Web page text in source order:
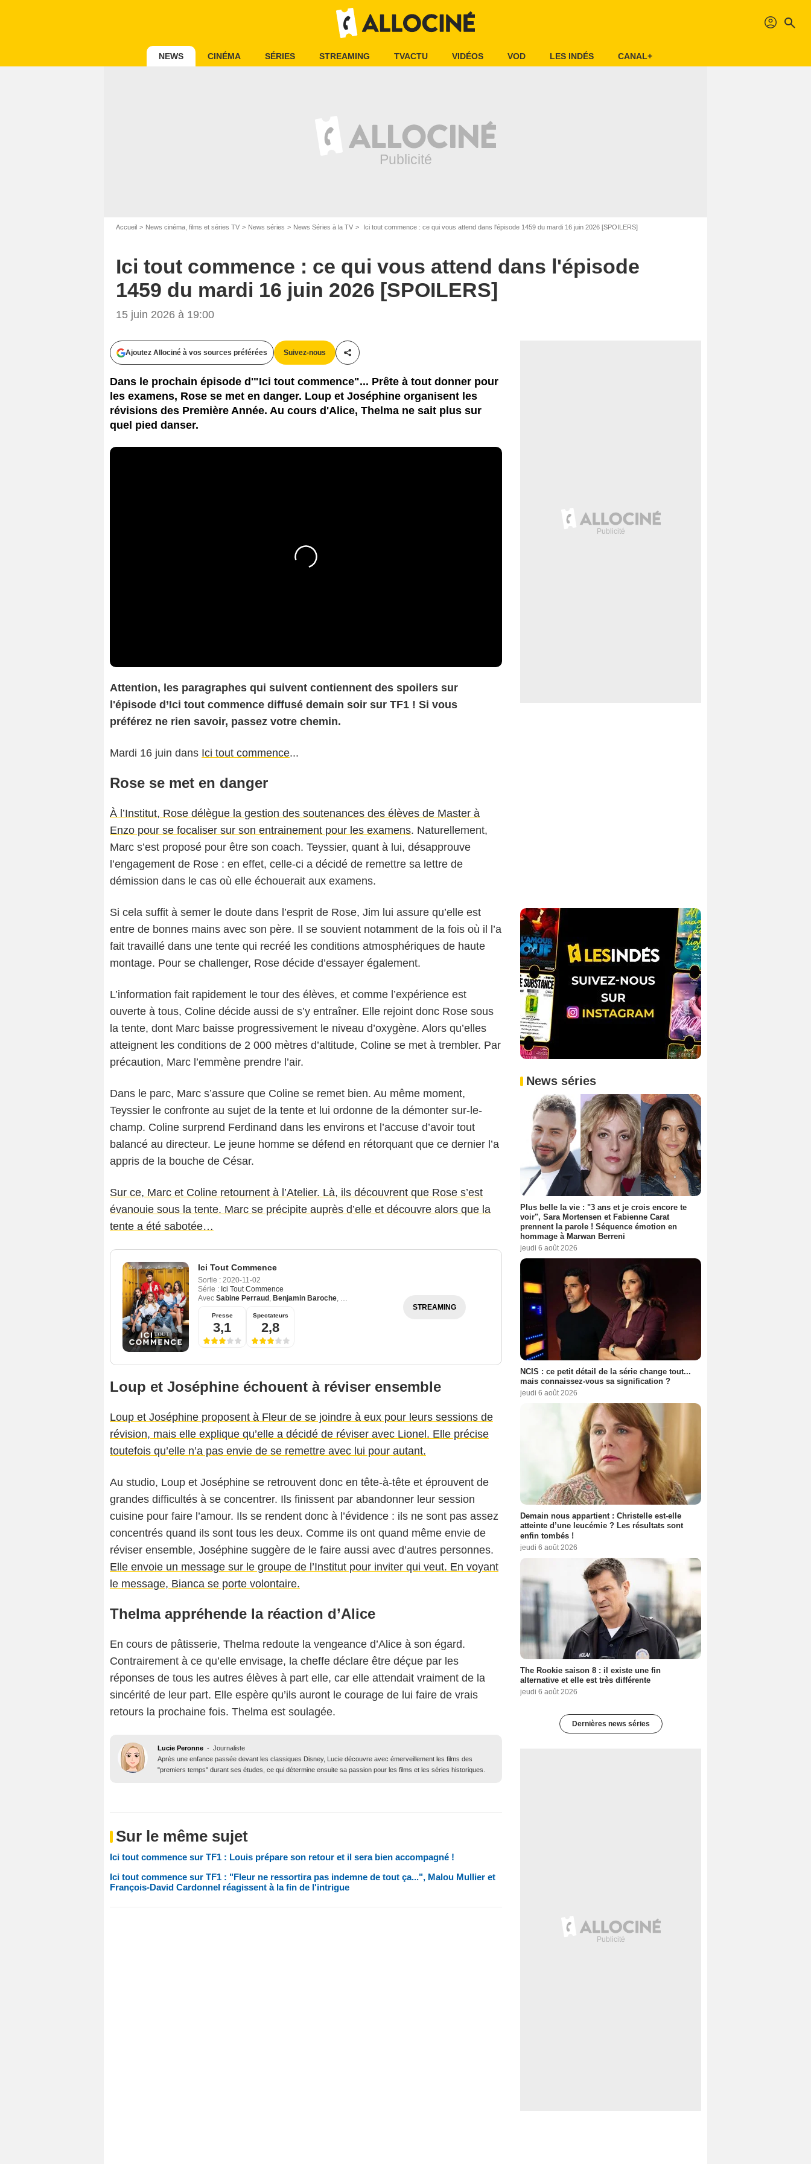
profil search
NEWS CINÉMA SÉRIES STREAMING TVACTU VIDÉOS VOD LES INDÉS CANAL+
Accueil News cinéma, films et séries TV News séries News Séries à la TV Ici tout commence : ce qui vous attend dans l'épisode 1459 du mardi 16 juin 2026 [SPOILERS]
Ici tout commence : ce qui vous attend dans l'épisode
1459 du mardi 16 juin 2026 [SPOILERS]
15 juin 2026 à 19:00
Ajoutez Allociné à vos sources préférées Suivez-nous
Partager cet article
Dans le prochain épisode d'"Ici tout commence"... Prête à tout donner pour
les examens, Rose se met en danger. Loup et Joséphine organisent les
révisions des Première Année. Au cours d'Alice, Thelma ne sait plus sur
quel pied danser.
Attention, les paragraphes qui suivent contiennent des spoilers sur
l'épisode d’Ici tout commence diffusé demain soir sur TF1 ! Si vous
préférez ne rien savoir, passez votre chemin.
Mardi 16 juin dans Ici tout commence...
Rose se met en danger
À l’Institut, Rose délègue la gestion des soutenances des élèves de Master à
Enzo pour se focaliser sur son entrainement pour les examens. Naturellement,
Marc s’est proposé pour être son coach. Teyssier, quant à lui, désapprouve
l’engagement de Rose : en effet, celle-ci a décidé de remettre sa lettre de
démission dans le cas où elle échouerait aux examens.
Si cela suffit à semer le doute dans l’esprit de Rose, Jim lui assure qu’elle est
entre de bonnes mains avec son père. Il se souvient notamment de la fois où il l’a
fait travaillé dans une tente qui recréé les conditions atmosphériques de haute
montage. Pour se challenger, Rose décide d’essayer également.
L’information fait rapidement le tour des élèves, et comme l’expérience est
ouverte à tous, Coline décide aussi de s’y entraîner. Elle rejoint donc Rose sous
la tente, dont Marc baisse progressivement le niveau d’oxygène. Alors qu’elles
atteignent les conditions de 2 000 mètres d’altitude, Coline se met à trembler. Par
précaution, Marc l’emmène prendre l’air.
Dans le parc, Marc s’assure que Coline se remet bien. Au même moment,
Teyssier le confronte au sujet de la tente et lui ordonne de la démonter sur-le-
champ. Coline surprend Ferdinand dans les environs et l’accuse d’avoir tout
balancé au directeur. Le jeune homme se défend en rétorquant que ce dernier l’a
appris de la bouche de César.
Sur ce, Marc et Coline retournent à l’Atelier. Là, ils découvrent que Rose s’est
évanouie sous la tente. Marc se précipite auprès d’elle et découvre alors que la
tente a été sabotée…
Ici Tout Commence
Sortie : 2020-11-02
Série : Ici Tout Commence
Avec Sabine Perraud , Benjamin Baroche, Loan Becmont
Presse
3,1
Spectateurs
2,8
STREAMING
Loup et Joséphine échouent à réviser ensemble
Loup et Joséphine proposent à Fleur de se joindre à eux pour leurs sessions de
révision, mais elle explique qu’elle a décidé de réviser avec Lionel. Elle précise
toutefois qu’elle n’a pas envie de se remettre avec lui pour autant.
Au studio, Loup et Joséphine se retrouvent donc en tête-à-tête et éprouvent de
grandes difficultés à se concentrer. Ils finissent par abandonner leur session
cuisine pour faire l’amour. Ils se rendent donc à l’évidence : ils ne sont pas assez
concentrés quand ils sont tous les deux. Comme ils ont quand même envie de
réviser ensemble, Joséphine suggère de le faire aussi avec d’autres personnes.
Elle envoie un message sur le groupe de l’Institut pour inviter qui veut. En voyant
le message, Bianca se porte volontaire.
Thelma appréhende la réaction d’Alice
En cours de pâtisserie, Thelma redoute la vengeance d’Alice à son égard.
Contrairement à ce qu’elle envisage, la cheffe déclare être déçue par les
réponses de tous les autres élèves à part elle, car elle attendait vraiment de la
sincérité de leur part. Elle espère qu’ils auront le courage de lui faire de vrais
retours la prochaine fois. Thelma est soulagée.
Lucie Peronne - Journaliste
Après une enfance passée devant les classiques Disney, Lucie découvre avec émerveillement les films des
"premiers temps" durant ses études, ce qui détermine ensuite sa passion pour les films et les séries historiques.
Sur le même sujet
Ici tout commence sur TF1 : Louis prépare son retour et il sera bien accompagné !
Ici tout commence sur TF1 : "Fleur ne ressortira pas indemne de tout ça...", Malou Mullier et
François-David Cardonnel réagissent à la fin de l'intrigue
News séries
Plus belle la vie : "3 ans et je crois encore te
voir", Sara Mortensen et Fabienne Carat
prennent la parole ! Séquence émotion en
hommage à Marwan Berreni
jeudi 6 août 2026
NCIS : ce petit détail de la série change tout...
mais connaissez-vous sa signification ?
jeudi 6 août 2026
Demain nous appartient : Christelle est-elle
atteinte d’une leucémie ? Les résultats sont
enfin tombés !
jeudi 6 août 2026
The Rookie saison 8 : il existe une fin
alternative et elle est très différente
jeudi 6 août 2026
Dernières news séries